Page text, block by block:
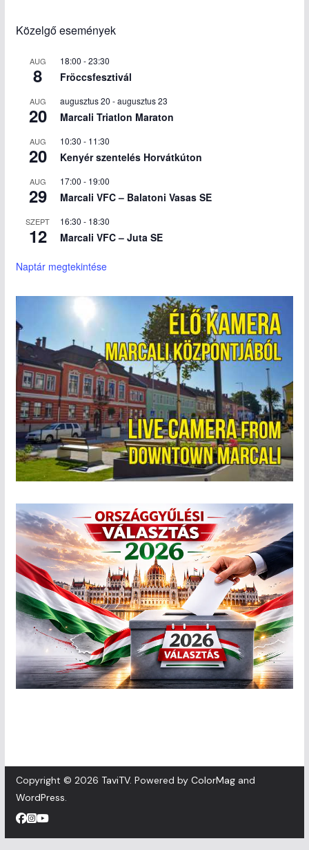
Közelgő események
AUG
8
18:00 -23:30
Fröccsfesztivál
AUG
20
augusztus 20 -augusztus 23
Marcali Triatlon Maraton
AUG
20
10:30 - 11:30
Kenyér szentelés Horvátkúton
AUG
29
17:00 - 19:00
Marcali VFC – Balatoni Vasas SE
SZEPT
12
16:30 - 18:30
Marcali VFC – Juta SE
Naptár megtekintése
Copyright © 2026 TaviTV. Powered by ColorMagand
WordPress.